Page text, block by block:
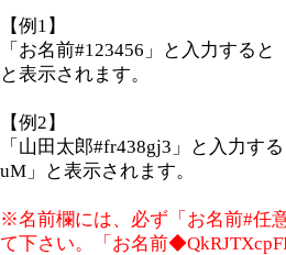
【例1】
「お名前#123456」と入力すると
と表示されます。
【例2】
「山田太郎#fr438gj3」と入力す
uM」と表示されます。
※名前欄には、必ず「お名前#任
て下さい。「お名前